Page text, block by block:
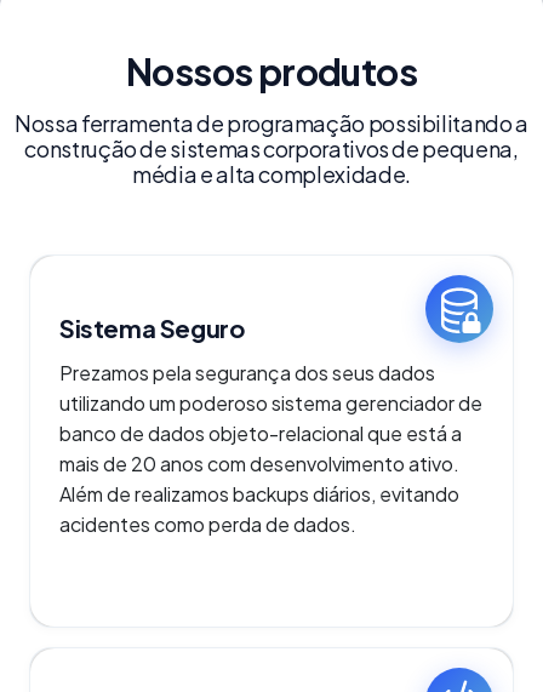
Nossos produtos
Nossa ferramenta de programação possibilitando a
construção de sistemas corporativos de pequena,
média e alta complexidade.
Sistema Seguro
Prezamos pela segurança dos seus dados
utilizando um poderoso sistema gerenciador de
banco de dados objeto-relacional que está a
mais de 20 anos com desenvolvimento ativo.
Além de realizamos backups diários, evitando
acidentes como perda de dados.